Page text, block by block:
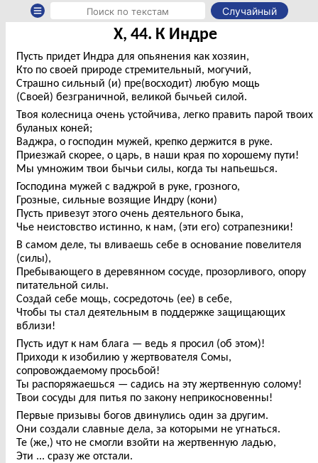
Случайный
X, 44. К Индре
Пусть придет Индра для опьянения как хозяин,
Кто по своей природе стремительный, могучий,
Страшно сильный (и) пре(восходит) любую мощь
(Своей) безграничной, великой бычьей силой.
Твоя колесница очень устойчива, легко править парой твоих
буланых коней;
Ваджра, о господин мужей, крепко держится в руке.
Приезжай скорее, о царь, в наши края по хорошему пути!
Мы умножим твои бычьи силы, когда ты напьешься.
Господина мужей с ваджрой в руке, грозного,
Грозные, сильные возящие Индру (кони)
Пусть привезут этого очень деятельного быка,
Чье неистовство истинно, к нам, (эти его) сотрапезники!
В самом деле, ты вливаешь себе в основание повелителя
(силы),
Пребывающего в деревянном сосуде, прозорливого, опору
питательной силы.
Создай себе мощь, сосредоточь (ее) в себе,
Чтобы ты стал деятельным в поддержке защищающих
вблизи!
Пусть идут к нам блага — ведь я просил (об этом)!
Приходи к изобилию у жертвователя Сомы,
сопровождаемому просьбой!
Ты распоряжаешься — садись на эту жертвенную солому!
Твои сосуды для питья по закону неприкосновенны!
Первые призывы богов двинулись один за другим.
Они создали славные дела, за которыми не угнаться.
Те (же,) что не смогли взойти на жертвенную ладью,
Эти ... сразу же отстали.